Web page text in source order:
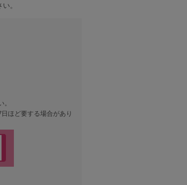
。
ほど要する場合があり